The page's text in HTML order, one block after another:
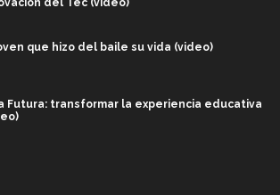
que hizo del baile su vida (video)
Futura: transformar la experiencia educativa